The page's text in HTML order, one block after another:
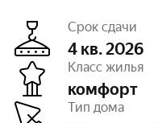
Срок сдачи
4 кв. 2026
Класс жилья
комфорт
Тип дома
Этажность
Отделка